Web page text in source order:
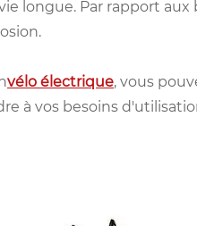
longue. Par rapport
vélo électrique, vous
à vos besoins